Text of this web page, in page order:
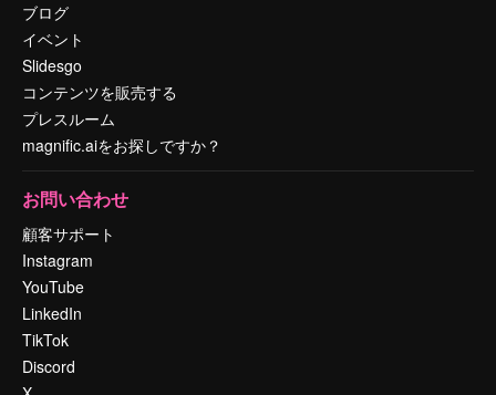
ブログ
イベント
Slidesgo
コンテンツを販売する
プレスルーム
magnific.aiをお探しですか？
お問い合わせ
顧客サポート
Instagram
YouTube
LinkedIn
TikTok
Discord